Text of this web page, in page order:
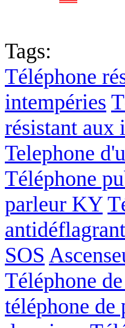
Tags:
Téléphone
intempéries
résistant aux
Telephone
Téléphone
parleur KY
antidéflagrant
SOS
Téléphone
téléphone de